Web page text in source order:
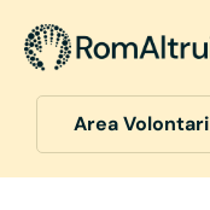
Area Volontari